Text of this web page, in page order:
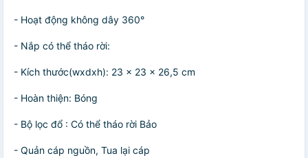
- Hoạt động không dây 360°
- Nắp có thể tháo rời:
- Kích thước(wxdxh): 23 x 23 x 26,5 cm
- Hoàn thiện: Bóng
- Bộ lọc đổ : Có thể tháo rời Bảo
- Quản cáp nguồn, Tua lại cáp